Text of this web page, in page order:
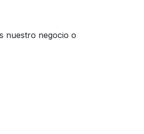
nuestro negocio o